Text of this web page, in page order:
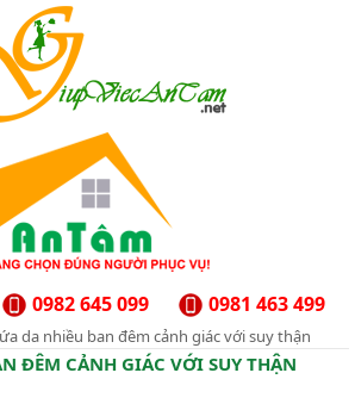
0981 463 499
0982 645 099
da nhiều ban đêm cảnh giác với suy thận
ĐÊM CẢNH GIÁC VỚI SUY THẬN